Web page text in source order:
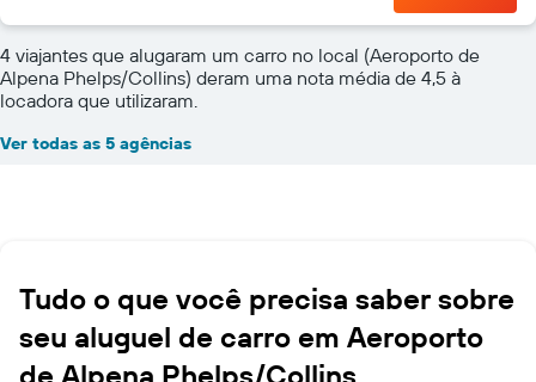
4 viajantes que alugaram um carro no local (Aeroporto de
Alpena Phelps/Collins) deram uma nota média de 4,5 à
locadora que utilizaram.
Ver todas as 5 agências
Tudo o que você precisa saber sobre
seu aluguel de carro em Aeroporto
de Alpena Phelps/Collins